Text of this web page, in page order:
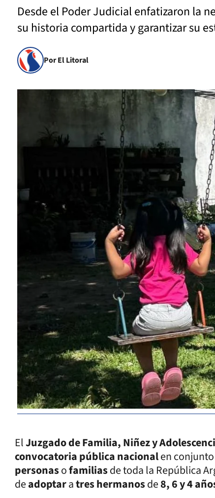
Desde el Poder Judicial enfatizaron la
su historia compartida y garantizar su
Por El Litoral
ElJuzgado de Familia, Niñez y
convocatoria pública nacionalen
personasofamiliasde toda la República
deadoptaratres hermanosde8, 6 y 4